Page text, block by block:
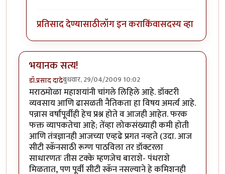
प्रतिसाद देण्यासाठीलॉग इन कराकिंवासदस्य व्हा
भयानक सत्य!
डॉ.प्रसाद दाढेबुधवार, 29/04/2009 10:02
मराठमोळा महाशयांनी चांगले लिहिले आहे. डॉक्टरी
व्यवसाय आणि ढासळती नैतिकता हा विषय अमर्त्य आहे.
पन्नास वर्षांपूर्वीही हेच प्रश्न होते व आजही आहेत. फरक
फक्त व्यापकतेचा आहे; तेंव्हा लोकसंख्याही कमी होती
आणि तंत्रज्ञानही आजच्या एव्हढे प्रगत नव्हते (उदा. आज
सीटी स्कॅनसाठी रूग्ण पाठविला तर डॉक्टरला
साधारणतः तीस टक्के म्हणजेच बाराशे- पंधराशे
मिळतात, पण पूर्वी सीटी स्कॅन नसल्याने हे कमिशनही